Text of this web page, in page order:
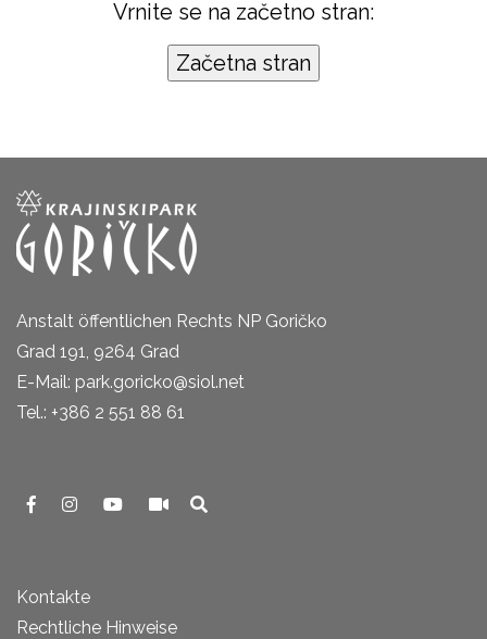
Vrnite se na začetno stran:
Anstalt öffentlichen Rechts NP Goričko
Grad 191, 9264 Grad
E-Mail: park.goricko@siol.net
Tel.: +386 2 551 88 61
Kontakte
Rechtliche Hinweise